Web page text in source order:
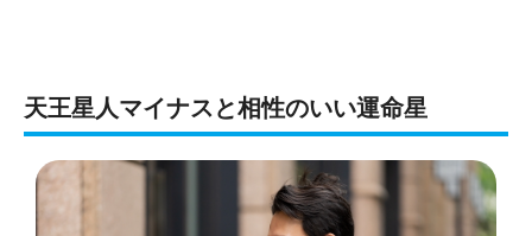
天王星人マイナスと相性のいい運命星